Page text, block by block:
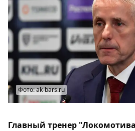
Фото: ak-bars.ru
Главный тренер